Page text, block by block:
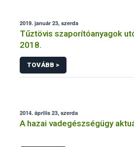
2019. január 23, szerda
Tűztövis szaporítóanyagok
2018.
TOVÁBB >
2014. április 23, szerda
A hazai vadegészségügy